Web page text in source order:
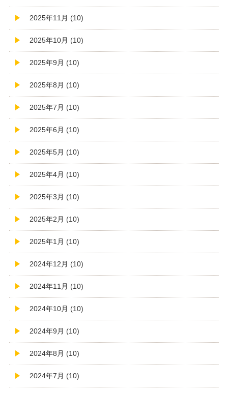
2025年11月 (10)
2025年10月 (10)
2025年9月 (10)
2025年8月 (10)
2025年7月 (10)
2025年6月 (10)
2025年5月 (10)
2025年4月 (10)
2025年3月 (10)
2025年2月 (10)
2025年1月 (10)
2024年12月 (10)
2024年11月 (10)
2024年10月 (10)
2024年9月 (10)
2024年8月 (10)
2024年7月 (10)